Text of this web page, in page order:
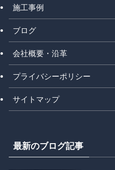
施工事例
ブログ
会社概要・沿革
プライバシーポリシー
サイトマップ
最新のブログ記事